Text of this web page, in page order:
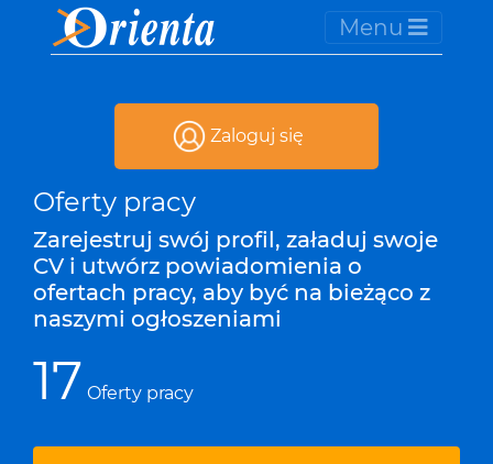
Menu
Zaloguj się
Oferty pracy
Zarejestruj swój profil, załaduj swoje
CV i utwórz powiadomienia o
ofertach pracy, aby być na bieżąco z
naszymi ogłoszeniami
17 Oferty pracy